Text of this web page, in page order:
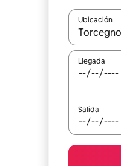
Ubicación
Cuando
Llegada
Salida